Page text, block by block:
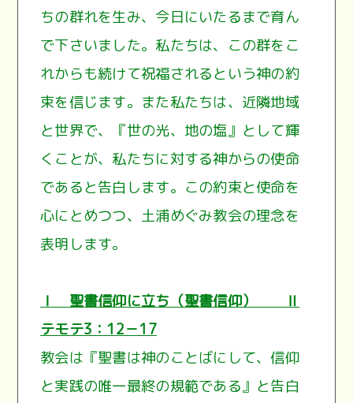
ちの群れを生み、今日にいたるまで育ん
で下さいました。私たちは、この群をこ
れからも続けて祝福されるという神の約
束を信じます。また私たちは、近隣地域
と世界で、『世の光、地の塩』として輝
くことが、私たちに対する神からの使命
であると告白します。この約束と使命を
心にとめつつ、土浦めぐみ教会の理念を
表明します。
Ⅰ 聖書信仰に立ち（聖書信仰） Ⅱ
テモテ3：12－17
教会は『聖書は神のことばにして、信仰
と実践の唯一最終の規範である』と告白